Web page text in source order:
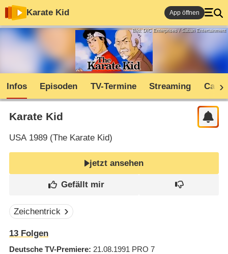
Karate Kid App öffnen
Bild: DIC Enterprises / Saban Entertainment
Infos Episoden TV-Termine Streaming Cast
Karate Kid
USA1989 (The Karate Kid)
jetzt ansehen
Zeichentrick
13Folgen
Deutsche TV-Premiere 21.08.1991 PRO 7